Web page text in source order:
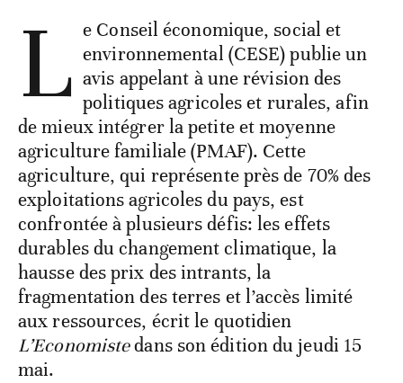
L e Conseil économique, social et
environnemental (CESE) publie un
avis appelant à une révision des
politiques agricoles et rurales, afin
de mieux intégrer la petite et moyenne
agriculture familiale (PMAF). Cette
agriculture, qui représente près de 70% des
exploitations agricoles du pays, est
confrontée à plusieurs défis: les effets
durables du changement climatique, la
hausse des prix des intrants, la
fragmentation des terres et l’accès limité
aux ressources, écrit le quotidien
L’Economistedans son édition du jeudi 15
mai.